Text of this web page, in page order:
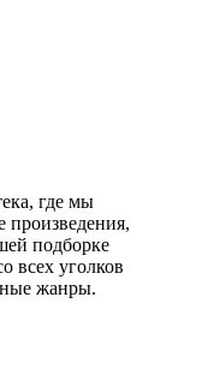
где мы
произведения,
подборке
всех уголков
жанры.